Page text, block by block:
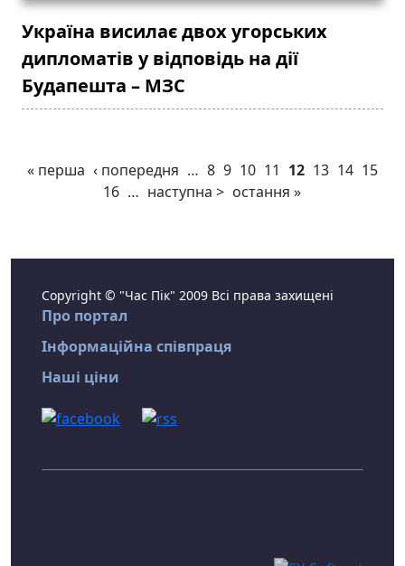
Україна висилає двох угорських
дипломатів у відповідь на дії
Будапешта – МЗС
« перша ‹ попередня … 8 9 10 11 12 13 14 15
16 … наступна > остання »
Copyright © "Час Пік" 2009 Всі права захищені
Про портал
Інформаційна співпраця
Наші ціни